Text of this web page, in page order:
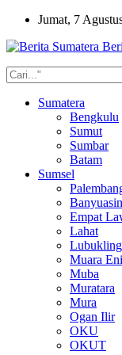
Jumat, 7
Sumatera
Bengkulu
Sumut
Sumbar
Batam
Sumsel
Banyuasin
Empat
Lahat
Muara
Muba
Muratara
Mura
Ogan Ilir
OKU
OKUT